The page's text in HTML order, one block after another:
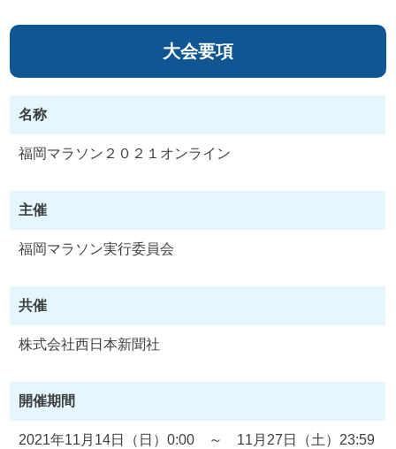
大会要項
名称
福岡マラソン２０２１オンライン
主催
福岡マラソン実行委員会
共催
株式会社西日本新聞社
開催期間
2021年11月14日（日）0:00 ～ 11月27日（土）23:59